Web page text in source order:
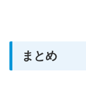
まとめ